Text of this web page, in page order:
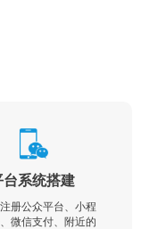
台系统搭建
册公众平台、小程
微信支付、附近的